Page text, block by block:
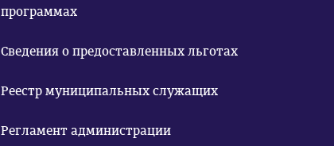
программах
Сведения о предоставленных льготах
Реестр муниципальных служащих
Регламент администрации